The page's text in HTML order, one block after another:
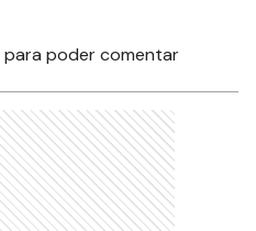
para poder comentar